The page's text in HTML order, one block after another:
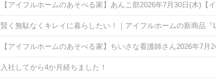
【アイフルホームのあそべる家】あんこ部2026年7月30日(木)【
賢く無駄なくキレイに暮らしたい！｜アイフルホームの新商品『
【アイフルホームのあそべる家】ちいさな看護師さん2026年7月
入社してから4か月経ちました！